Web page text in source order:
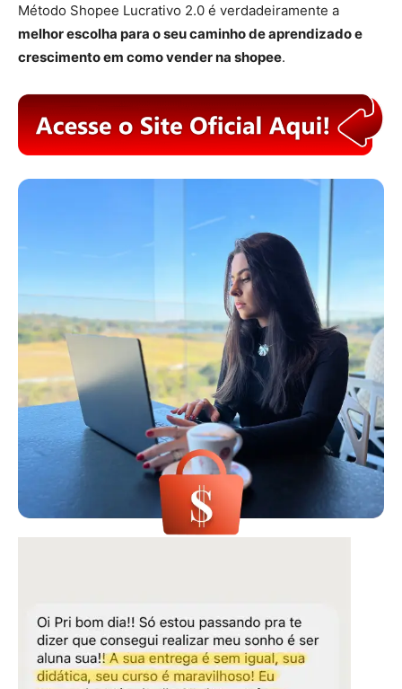
Método Shopee Lucrativo 2.0 é verdadeiramente a
melhor escolha para o seu caminho de aprendizado e
crescimento em como vender na shopee.